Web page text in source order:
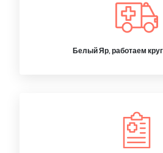
Белый Яр, работаем